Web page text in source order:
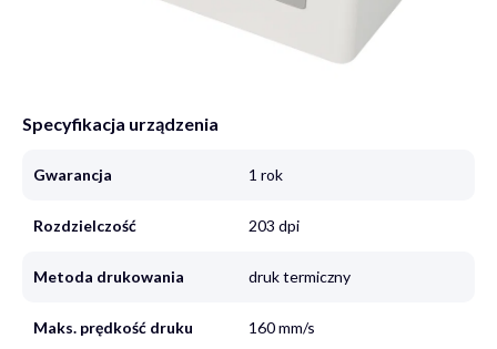
Specyfikacja urządzenia
Gwarancja 1 rok
Rozdzielczość 203 dpi
Metoda drukowania druk termiczny
Maks. prędkość druku 160 mm/s